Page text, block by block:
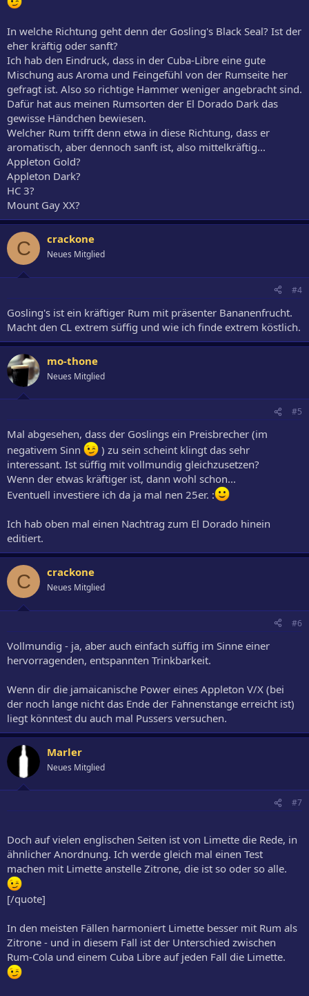
In welche Richtung geht denn der Gosling's Black Seal? Ist der
eher kräftig oder sanft?
Ich hab den Eindruck, dass in der Cuba-Libre eine gute
Mischung aus Aroma und Feingefühl von der Rumseite her
gefragt ist. Also so richtige Hammer weniger angebracht sind.
Dafür hat aus meinen Rumsorten der El Dorado Dark das
gewisse Händchen bewiesen.
Welcher Rum trifft denn etwa in diese Richtung, dass er
aromatisch, aber dennoch sanft ist, also mittelkräftig...
Appleton Gold?
Appleton Dark?
HC 3?
Mount Gay XX?
C crackone
Neues Mitglied
#4
Gosling's ist ein kräftiger Rum mit präsenter Bananenfrucht.
Macht den CL extrem süffig und wie ich finde extrem köstlich.
mo-thone
Neues Mitglied
#5
Mal abgesehen, dass der Goslings ein Preisbrecher (im
negativem Sinn
) zu sein scheint klingt das sehr
interessant. Ist süffig mit vollmundig gleichzusetzen?
Wenn der etwas kräftiger ist, dann wohl schon...
Eventuell investiere ich da ja mal nen 25er. :
Ich hab oben mal einen Nachtrag zum El Dorado hinein
editiert.
C crackone
Neues Mitglied
#6
Vollmundig - ja, aber auch einfach süffig im Sinne einer
hervorragenden, entspannten Trinkbarkeit.
Wenn dir die jamaicanische Power eines Appleton V/X (bei
der noch lange nicht das Ende der Fahnenstange erreicht ist)
liegt könntest du auch mal Pussers versuchen.
Marler
Neues Mitglied
#7
Doch auf vielen englischen Seiten ist von Limette die Rede, in
ähnlicher Anordnung. Ich werde gleich mal einen Test
machen mit Limette anstelle Zitrone, die ist so oder so alle.
[/quote]
In den meisten Fällen harmoniert Limette besser mit Rum als
Zitrone - und in diesem Fall ist der Unterschied zwischen
Rum-Cola und einem Cuba Libre auf jeden Fall die Limette.